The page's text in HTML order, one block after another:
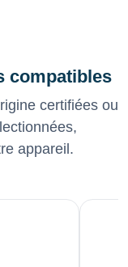
compatibles
certifiées ou
appareil.